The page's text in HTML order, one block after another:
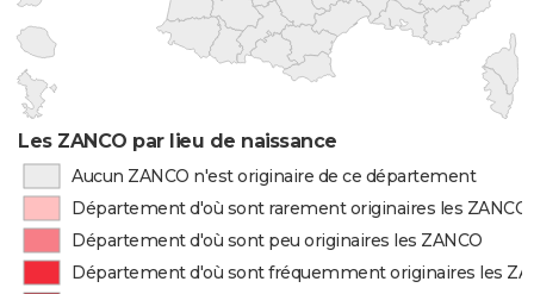
Les ZANCO par lieu de naissance
Aucun ZANCO n'est originaire de ce département
Département d'où sont rarement originaires les ZANCO
Département d'où sont peu originaires les ZANCO
Département d'où sont fréquemment originaires les